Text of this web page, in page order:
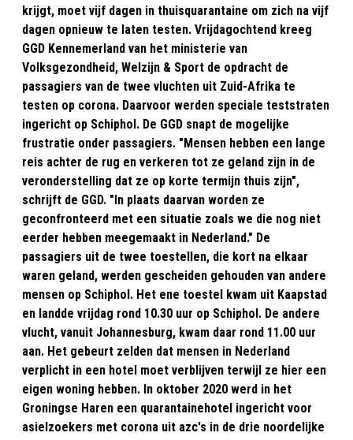
krijgt, moet vijf dagen in thuisquarantaine om zich na vijf
dagen opnieuw te laten testen. Vrijdagochtend kreeg
GGD Kennemerland van het ministerie van
Volksgezondheid, Welzijn & Sport de opdracht de
passagiers van de twee vluchten uit Zuid-Afrika te
testen op corona. Daarvoor werden speciale teststraten
ingericht op Schiphol. De GGD snapt de mogelijke
frustratie onder passagiers. "Mensen hebben een lange
reis achter de rug en verkeren tot ze geland zijn in de
veronderstelling dat ze op korte termijn thuis zijn",
schrijft de GGD. "In plaats daarvan worden ze
geconfronteerd met een situatie zoals we die nog niet
eerder hebben meegemaakt in Nederland." De
passagiers uit de twee toestellen, die kort na elkaar
waren geland, werden gescheiden gehouden van andere
mensen op Schiphol. Het ene toestel kwam uit Kaapstad
en landde vrijdag rond 10.30 uur op Schiphol. De andere
vlucht, vanuit Johannesburg, kwam daar rond 11.00 uur
aan. Het gebeurt zelden dat mensen in Nederland
verplicht in een hotel moet verblijven terwijl ze hier een
eigen woning hebben. In oktober 2020 werd in het
Groningse Haren een quarantainehotel ingericht voor
asielzoekers met corona uit azc's in de drie noordelijke